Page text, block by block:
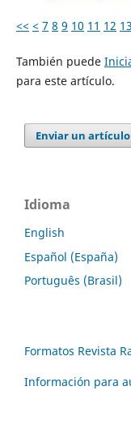
<< < 7 8 9 10 11 12 13
También puede
para este artículo.
Enviar un artículo
Idioma
English
Español (España)
Português (Brasil)
Formatos Revista
Información para